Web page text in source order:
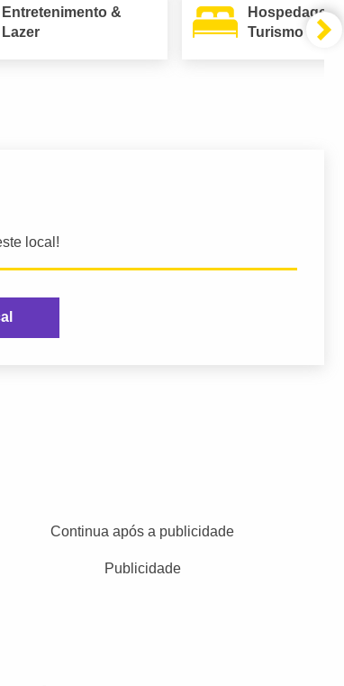
Entretenimento &
Lazer
Hospedagem
Turismo
local!
Continua após a publicidade
Publicidade